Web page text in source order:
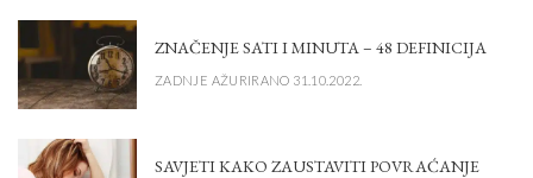
ZNAČENJE SATI I MINUTA – 48 DEFINICIJA
ZADNJE AŽURIRANO 31.10.2022.
SAVJETI KAKO ZAUSTAVITI POVRAĆANJE